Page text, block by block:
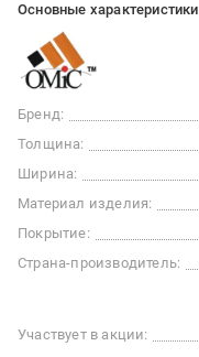
Основные характеристики
Бренд:
Толщина:
Ширина:
Материал изделия:
Покрытие:
Страна-производитель:
Участвует в акции: